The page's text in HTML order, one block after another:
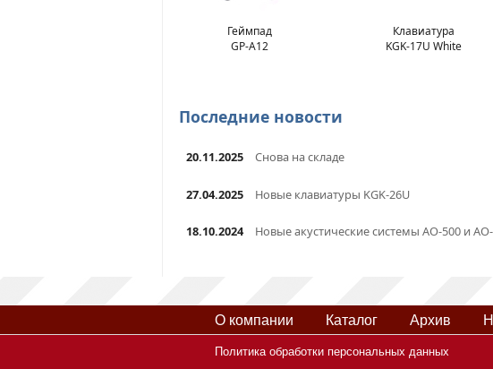
Геймпад
GP-A12
Клавиатура
KGK-17U White
Последние новости
20.11.2025 Снова на складе
27.04.2025 Новые клавиатуры KGK-26U
18.10.2024 Новые акустические системы AO-500 и
О компании Каталог Архив
Политика обработки персональных данных